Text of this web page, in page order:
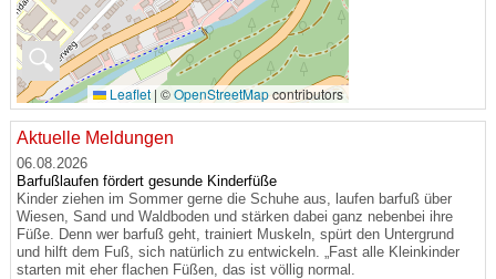
🔍
Leaflet | ©OpenStreetMapcontributors
Aktuelle Meldungen
06.08.2026
Barfußlaufen fördert gesunde Kinderfüße
Kinder ziehen im Sommer gerne die Schuhe aus, laufen barfuß über
Wiesen, Sand und Waldboden und stärken dabei ganz nebenbei ihre
Füße. Denn wer barfuß geht, trainiert Muskeln, spürt den Untergrund
und hilft dem Fuß, sich natürlich zu entwickeln. „Fast alle Kleinkinder
starten mit eher flachen Füßen, das ist völlig normal.